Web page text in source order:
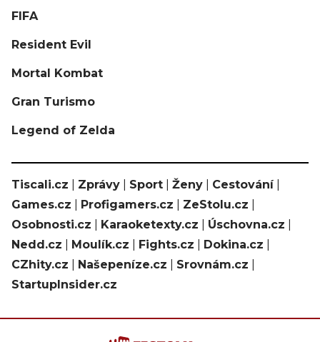
FIFA
Resident Evil
Mortal Kombat
Gran Turismo
Legend of Zelda
Tiscali.cz Zprávy Sport Ženy Cestování|
Games.cz
Profigamers.cz ZeStolu.cz
Osobnosti.cz
Karaoketexty.cz Úschovna.cz
Nedd.cz
Moulík.cz Fights.cz Dokina.cz
CZhity.cz
Našepeníze.cz Srovnám.cz
StartupInsider.cz